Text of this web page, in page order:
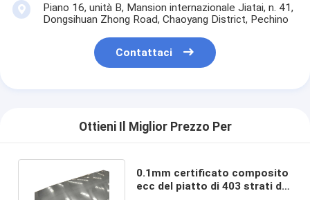
Piano 16, unità B, Mansion internazionale Jiatai, n. 41,
Dongsihuan Zhong Road, Chaoyang District, Pechino
Contattaci
Ottieni Il Miglior Prezzo Per
0.1mm certificato composito
ecc del piatto di 403 strati di